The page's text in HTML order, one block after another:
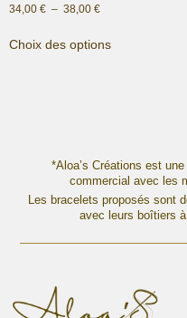
34,00 € – 38,00 €Plage
prix :
Choix des optionsproduit
peuvent
être
choisies
sur
la
produit
*Aloa’s Créations est
commercial avec les
Les bracelets proposés sont
avec leurs boîtiers